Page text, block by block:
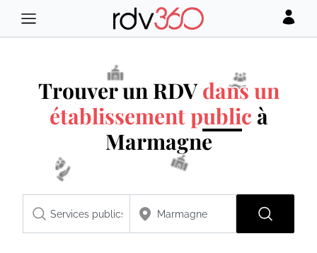
Trouver un RDVdans un
établissement public à
Marmagne